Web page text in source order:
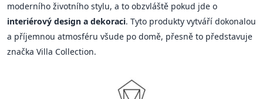
moderního životního stylu, a to obzvláště pokud jde o
interiérový design a dekoraci. Tyto produkty vytváří dokonalou
a příjemnou atmosféru všude po domě, přesně to představuje
značka Villa Collection.